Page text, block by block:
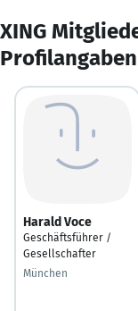
XING
Profilangaben
Harald Voce
Geschäftsführer /
Gesellschafter
München